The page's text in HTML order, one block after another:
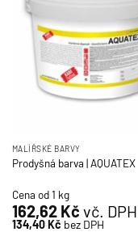
MALÍŘSKÉ BARVY
Prodyšná barva | AQUATEX
Cena od 1 kg
162,62 Kč vč. DPH
134,40Kč bez DPH